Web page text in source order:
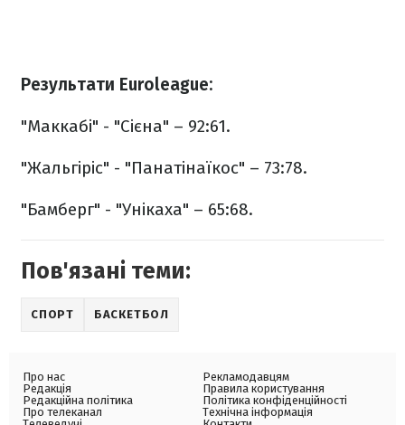
Результати Euroleague:
"Маккабі" - "Сієна" – 92:61.
"Жальгіріс" - "Панатінаїкос" – 73:78.
"Бамберг" - "Унікаха" – 65:68.
Пов'язані теми:
СПОРТ БАСКЕТБОЛ
Про нас
Редакція
Редакційна політика
Про телеканал
Рекламодавцям
Правила користування
Політика конфіденційності
Технічна інформація